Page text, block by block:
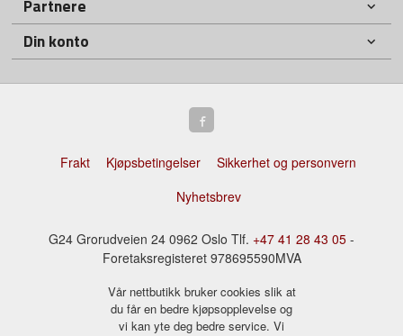
Partnere
Din konto
Frakt Kjøpsbetingelser
Sikkerhet og personvern
Nyhetsbrev
G24 Grorudveien 24 0962 Oslo Tlf. +47 41 28 43 05 -
Foretaksregisteret 978695590MVA
Vår nettbutikk bruker cookies slik at
du får en bedre kjøpsopplevelse og
vi kan yte deg bedre service. Vi